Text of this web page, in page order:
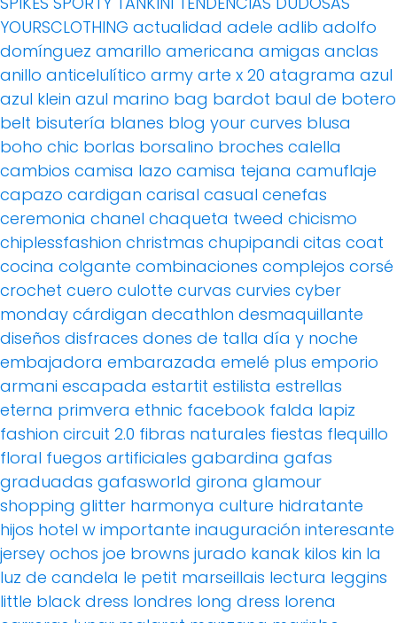
YOURSCLOTHING actualidad adele adlib adolfo
domínguez amarillo americana amigas anclas
anillo anticelulítico army arte x 20 atagrama azul
azul klein azul marino bag bardot baul de botero
belt bisutería blanes blog your curves blusa
boho chic borlas borsalino broches calella
cambios camisa lazo camisa tejana camuflaje
capazo cardigan carisal casual cenefas
ceremonia chanel chaqueta tweed chicismo
chiplessfashion christmas chupipandi citas coat
cocina colgante combinaciones complejos corsé
crochet cuero culotte curvas curvies cyber
monday cárdigan decathlon desmaquillante
diseños disfraces dones de talla día y noche
embajadora embarazada emelé plus emporio
armani escapada estartit estilista estrellas
eterna primvera ethnic facebook falda lapiz
fashion circuit 2.0 fibras naturales fiestas flequillo
floral fuegos artificiales gabardina gafas
graduadas gafasworld girona glamour
shopping glitter harmonya culture hidratante
hijos hotel w importante inauguración interesante
jersey ochos joe browns jurado kanak kilos kin la
luz de candela le petit marseillais lectura leggins
little black dress londres long dress lorena